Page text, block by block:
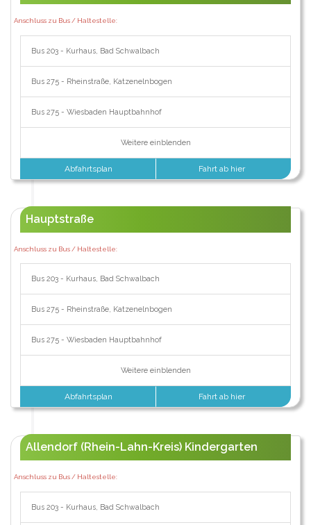
Anschluss zu Bus / Haltestelle:
Bus 203 - Kurhaus, Bad Schwalbach
Bus 275 - Rheinstraße, Katzenelnbogen
Bus 275 - Wiesbaden Hauptbahnhof
Weitere einblenden
Abfahrtsplan Fahrt ab hier
Hauptstraße
Anschluss zu Bus / Haltestelle:
Bus 203 - Kurhaus, Bad Schwalbach
Bus 275 - Rheinstraße, Katzenelnbogen
Bus 275 - Wiesbaden Hauptbahnhof
Weitere einblenden
Abfahrtsplan Fahrt ab hier
Allendorf (Rhein-Lahn-Kreis) Kindergarten
Anschluss zu Bus / Haltestelle:
Bus 203 - Kurhaus, Bad Schwalbach